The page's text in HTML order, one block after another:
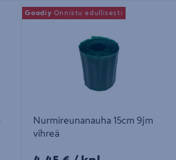
Nurmireunanauha 15cm 9jm vihreä
Nurmireunanauha 15cm 9jm
vihreä
4,45€/kpl
Goodiy Onnistu edullisesti